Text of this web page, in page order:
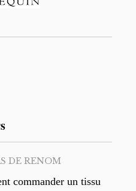
DE RENOM
commander un tissu